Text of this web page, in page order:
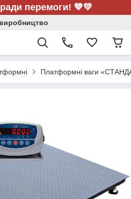
перемоги! 💙💛
Платформні ваги